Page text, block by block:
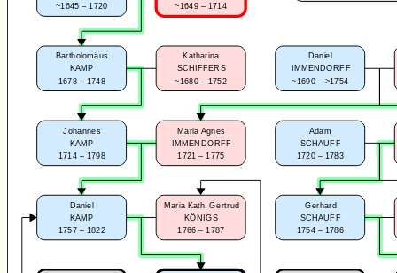
Daniel
KAMP
1757 – 1822
Maria Kath. Gertrud
KÖNIGS
1766 – 1787
Johannes
KAMP
1714 – 1798
Maria Agnes
IMMENDORFF
1721 – 1775
Daniel
IMMENDORFF
~1690 – >1754
Adam
SCHAUFF
1720 – 1783
Gerhard
SCHAUFF
1754 – 1786
Bartholomäus
KAMP
1678 – 1748
Katharina
SCHIFFERS
~1680 – 1752
~1645 – 1720
~1649 – 1714